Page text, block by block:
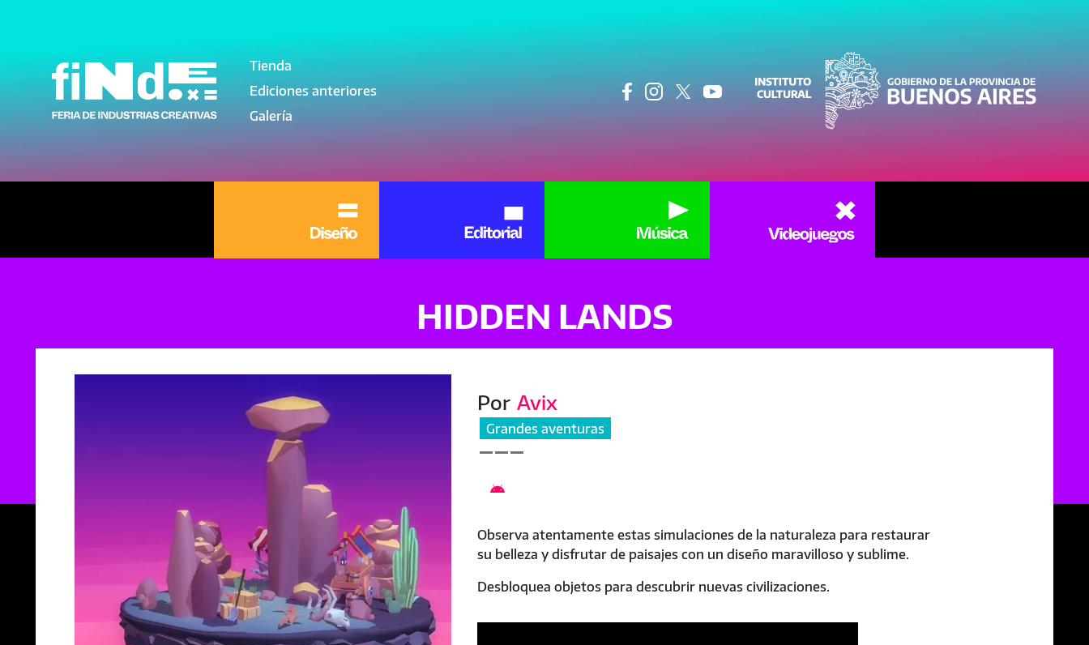
Navegación principal
Tienda
Ediciones anteriores
Galería
HIDDEN LANDS
Por Avix
Grandes aventuras

Observa atentamente estas simulaciones de la naturaleza para restaurar
su belleza y disfrutar de paisajes con un diseño maravilloso y sublime.
Desbloquea objetos para descubrir nuevas civilizaciones.